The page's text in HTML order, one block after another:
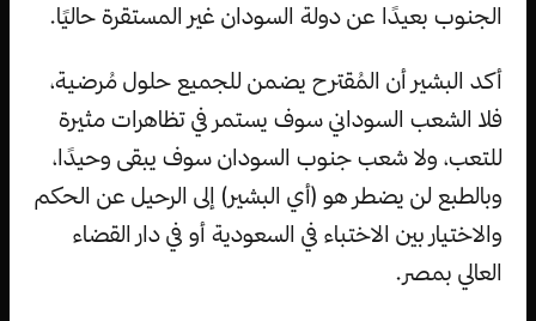
الجنوب بعيدًا عن دولة السودان غير المستقرة حاليًا.
أكد البشير أن المُقترح يضمن للجميع حلول مُرضية،
فلا الشعب السوداني سوف يستمر في تظاهرات مثيرة
للتعب، ولا شعب جنوب السودان سوف يبقى وحيدًا،
وبالطبع لن يضطر هو (أي البشير) إلى الرحيل عن الحكم
والاختيار بين الاختباء في السعودية أو في دار القضاء
العالي بمصر.